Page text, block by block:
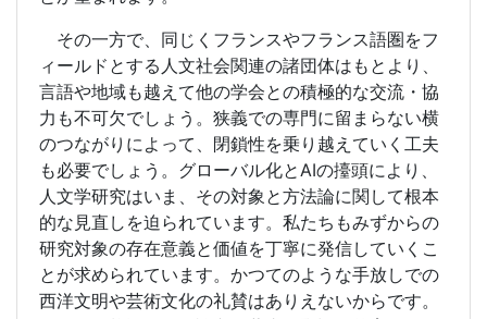
その一方で、同じくフランスやフランス語圏をフ
ィールドとする人文社会関連の諸団体はもとより、
言語や地域も越えて他の学会との積極的な交流・協
力も不可欠でしょう。狭義での専門に留まらない横
のつながりによって、閉鎖性を乗り越えていく工夫
も必要でしょう。グローバル化とAIの擡頭により、
人文学研究はいま、その対象と方法論に関して根本
的な見直しを迫られています。私たちもみずからの
研究対象の存在意義と価値を丁寧に発信していくこ
とが求められています。かつてのような手放しでの
西洋文明や芸術文化の礼賛はありえないからです。